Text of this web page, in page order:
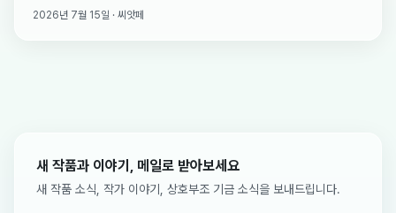
2026년 7월 15일 · 씨앗페
새 작품과 이야기, 메일로 받아보세요
새 작품 소식, 작가 이야기, 상호부조 기금 소식을 보내드립니다.